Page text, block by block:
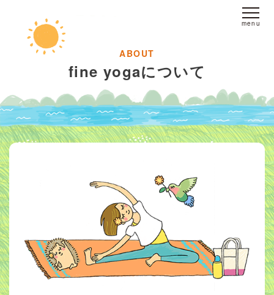
ホーム
fine yogaについて
スタジオへのアクセス
レッスンについて
スタジオレッスン
お客様の声
お問い合わせ
fine yogaについて